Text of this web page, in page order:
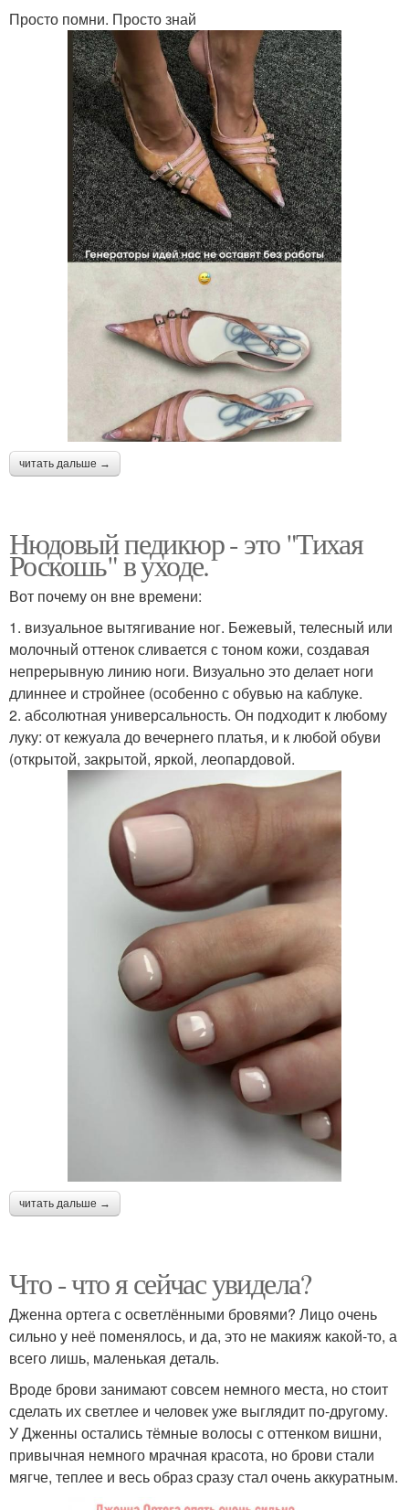
Просто помни. Просто знай
читать дальше →
Нюдовый педикюр - это "Тихая
Роскошь" в уходе.
Вот почему он вне времени:
1. визуальное вытягивание ног. Бежевый, телесный или
молочный оттенок сливается с тоном кожи, создавая
непрерывную линию ноги. Визуально это делает ноги
длиннее и стройнее (особенно с обувью на каблуке.
2. абсолютная универсальность. Он подходит к любому
луку: от кежуала до вечернего платья, и к любой обуви
(открытой, закрытой, яркой, леопардовой.
читать дальше →
Что - что я сейчас увидела?
Дженна ортега с осветлёнными бровями? Лицо очень
сильно у неё поменялось, и да, это не макияж какой-то, а
всего лишь, маленькая деталь.
Вроде брови занимают совсем немного места, но стоит
сделать их светлее и человек уже выглядит по-другому.
У Дженны остались тёмные волосы с оттенком вишни,
привычная немного мрачная красота, но брови стали
мягче, теплее и весь образ сразу стал очень аккуратным.